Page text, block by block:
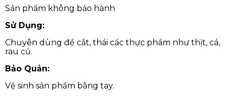
Sản phẩm không bảo hành
Sử Dụng:
Chuyên dùng để cắt, thái các thực phẩm như thịt, cá,
rau củ.
Bảo Quản:
Vệ sinh sản phẩm bằng tay.